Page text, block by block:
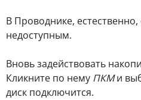
В Проводнике,
недоступным.
Вновь задействовать
Кликните по нему ПКМи
диск подключится.